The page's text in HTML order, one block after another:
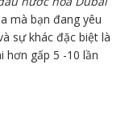
mà bạn đang yêu
sự khác đặc biệt là
hơn gấp 5 -10 lần